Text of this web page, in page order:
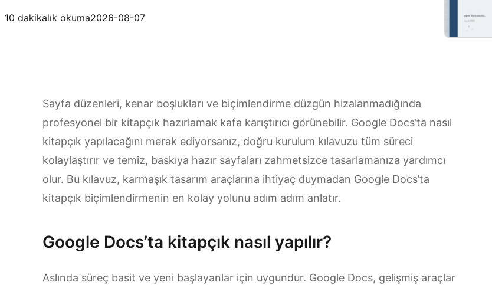
10 dakikalık okuma2026-08-07
Sayfa düzenleri, kenar boşlukları ve biçimlendirme düzgün hizalanmadığında
profesyonel bir kitapçık hazırlamak kafa karıştırıcı görünebilir. Google Docs’ta nasıl
kitapçık yapılacağını merak ediyorsanız, doğru kurulum kılavuzu tüm süreci
kolaylaştırır ve temiz, baskıya hazır sayfaları zahmetsizce tasarlamanıza yardımcı
olur. Bu kılavuz, karmaşık tasarım araçlarına ihtiyaç duymadan Google Docs’ta
kitapçık biçimlendirmenin en kolay yolunu adım adım anlatır.
Google Docs’ta kitapçık nasıl yapılır?
Aslında süreç basit ve yeni başlayanlar için uygundur. Google Docs, gelişmiş araçlar